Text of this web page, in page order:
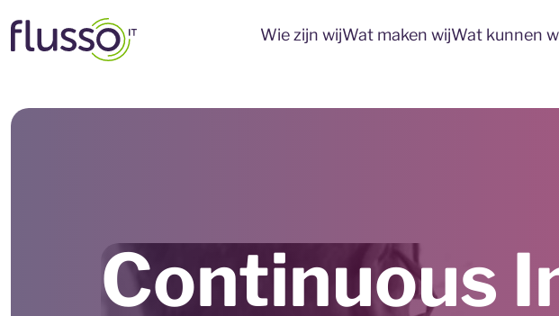
Wie zijn wijWat maken wijWat kunnen
Continuous